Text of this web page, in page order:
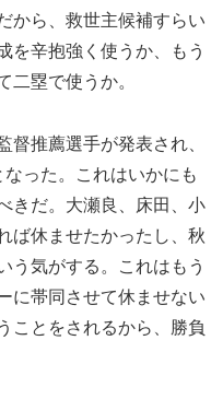
から、救世主候補すらい
を辛抱強く使うか、もう
二塁で使うか。
督推薦選手が発表され、
った。これはいかにも
きだ。大瀬良、床田、小
ば休ませたかったし、秋
う気がする。これはもう
に帯同させて休ませない
ことをされるから、勝負